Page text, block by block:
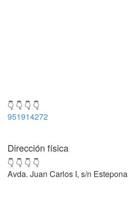
👇 👇 👇 👇
951914272
Dirección física
👇 👇 👇 👇
Avda. Juan Carlos I, s/n Estepona